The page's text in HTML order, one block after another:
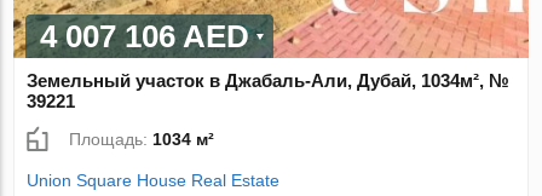
4 007 106 AED
Земельный участок в Джабаль-Али, Дубай, 1034м², №
39221
Площадь: 1034 м²
Union Square House Real Estate